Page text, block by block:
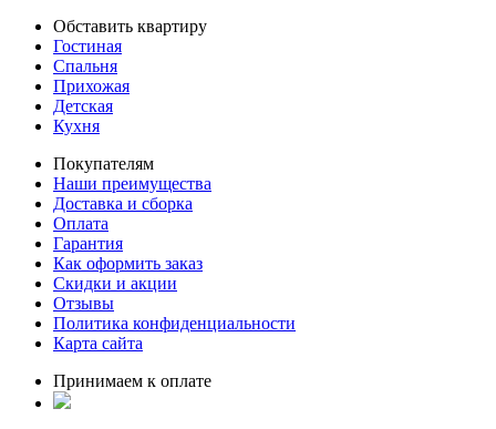
Обставить квартиру
Гостиная
Спальня
Прихожая
Детская
Кухня
Покупателям
Наши преимущества
Доставка и сборка
Оплата
Гарантия
Как оформить заказ
Скидки и акции
Отзывы
Политика конфиденциальности
Карта сайта
Принимаем к оплате